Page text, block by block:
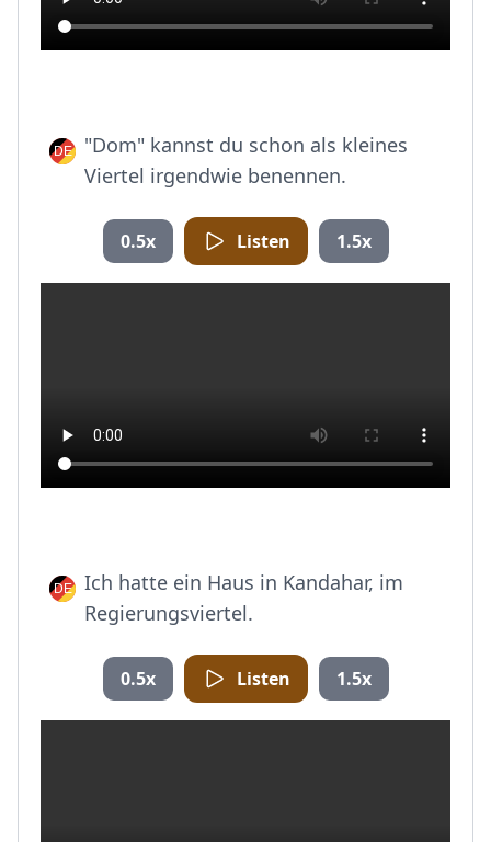
"Dom" kannst du schon als kleines
Viertel irgendwie benennen.
0.5x Listen 1.5x
Ich hatte ein Haus in Kandahar, im
Regierungsviertel.
0.5x Listen 1.5x